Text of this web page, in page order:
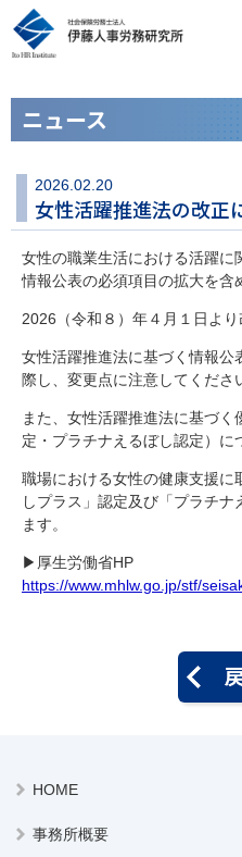
ニュース
2026.02.20
女性活躍推進法の改正
女性の職業生活における活躍に
情報公表の必須項目の拡大を含
2026（令和８）年４月１日より
女性活躍推進法に基づく情報公
際し、変更点に注意してくださ
また、女性活躍推進法に基づ
定・プラチナえるぼし認定）に
職場における女性の健康支援
しプラス」認定及び「プラチ
ます。
▶厚生労働省HP
https://www.mhlw.go.jp/stf/
HOME
事務所概要